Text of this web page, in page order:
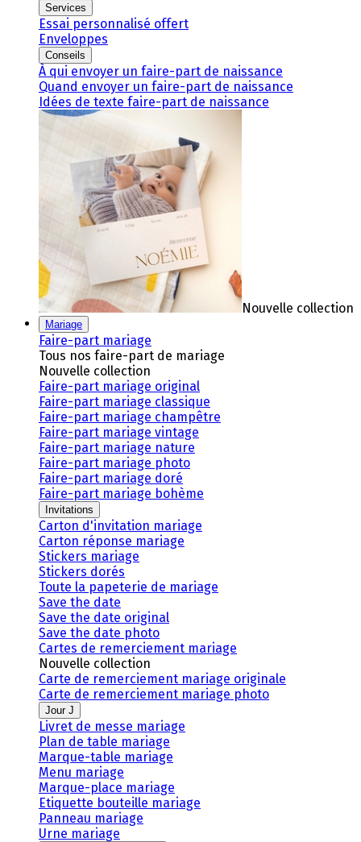
Services
Essai personnalisé offert
Enveloppes
Conseils
À qui envoyer un faire-part de naissance
Quand envoyer un faire-part de naissance
Idées de texte faire-part de naissance
Nouvelle collection
Mariage
Faire-part mariage
Tous nos faire-part de mariage
Nouvelle collection
Faire-part mariage original
Faire-part mariage classique
Faire-part mariage champêtre
Faire-part mariage vintage
Faire-part mariage nature
Faire-part mariage photo
Faire-part mariage doré
Faire-part mariage bohème
Invitations
Carton d'invitation mariage
Carton réponse mariage
Stickers mariage
Stickers dorés
Toute la papeterie de mariage
Save the date
Save the date original
Save the date photo
Cartes de remerciement mariage
Nouvelle collection
Carte de remerciement mariage originale
Carte de remerciement mariage photo
Jour J
Livret de messe mariage
Plan de table mariage
Marque-table mariage
Menu mariage
Marque-place mariage
Etiquette bouteille mariage
Panneau mariage
Urne mariage